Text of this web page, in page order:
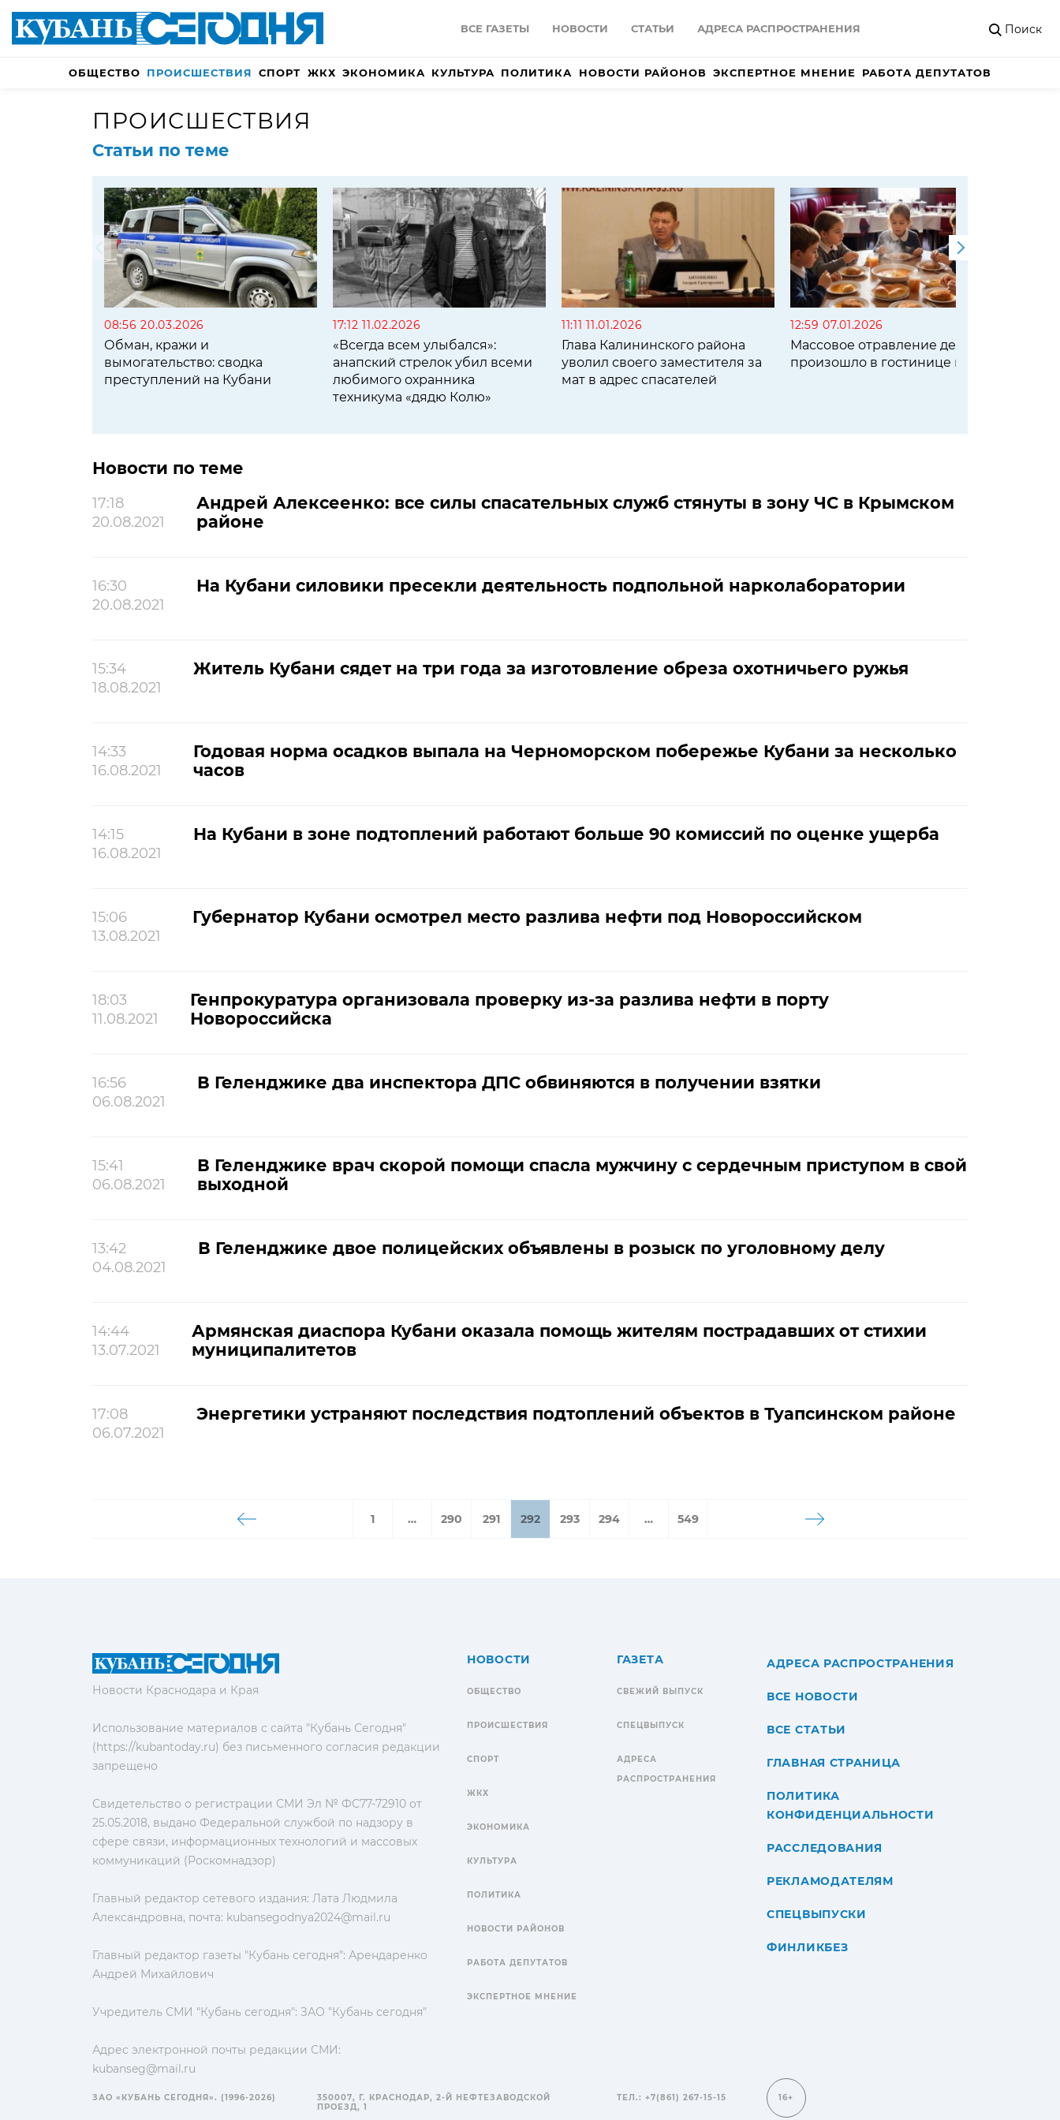
ВСЕ ГАЗЕТЫ НОВОСТИ СТАТЬИ АДРЕСА РАСПРОСТРАНЕНИЯ Поиск
ОБЩЕСТВО ПРОИСШЕСТВИЯ СПОРТ ЖКХ ЭКОНОМИКА КУЛЬТУРА ПОЛИТИКА НОВОСТИ РАЙОНОВ ЭКСПЕРТНОЕ МНЕНИЕ РАБОТА ДЕПУТАТОВ
ПРОИСШЕСТВИЯ
Статьи по теме
08:56 20.03.2026
Обман, кражи и
вымогательство: сводка
преступлений на Кубани
17:12 11.02.2026
«Всегда всем улыбался»:
анапский стрелок убил всеми
любимого охранника
техникума «дядю Колю»
11:11 11.01.2026
Глава Калининского района
уволил своего заместителя за
мат в адрес спасателей
12:59 07.01.2026
Массовое отравление детей
произошло в гостинице в Сочи
Новости по теме
17:18
20.08.2021
Андрей Алексеенко: все силы спасательных служб стянуты в зону ЧС в Крымском
районе
16:30
20.08.2021
На Кубани силовики пресекли деятельность подпольной нарколаборатории
15:34
18.08.2021
Житель Кубани сядет на три года за изготовление обреза охотничьего ружья
14:33
16.08.2021
Годовая норма осадков выпала на Черноморском побережье Кубани за несколько
часов
14:15
16.08.2021
На Кубани в зоне подтоплений работают больше 90 комиссий по оценке ущерба
15:06
13.08.2021
Губернатор Кубани осмотрел место разлива нефти под Новороссийском
18:03
11.08.2021
Генпрокуратура организовала проверку из-за разлива нефти в порту
Новороссийска
16:56
06.08.2021
В Геленджике два инспектора ДПС обвиняются в получении взятки
15:41
06.08.2021
В Геленджике врач скорой помощи спасла мужчину с сердечным приступом в свой
выходной
13:42
04.08.2021
В Геленджике двое полицейских объявлены в розыск по уголовному делу
14:44
13.07.2021
Армянская диаспора Кубани оказала помощь жителям пострадавших от стихии
муниципалитетов
17:08
06.07.2021
Энергетики устраняют последствия подтоплений объектов в Туапсинском районе
1 … 290 291 292 293 294 … 549
Новости Краснодара и Края
Использование материалов с сайта "Кубань Сегодня"
(https://kubantoday.ru) без письменного согласия редакции
запрещено
Свидетельство о регистрации СМИ Эл № ФС77-72910 от
25.05.2018, выдано Федеральной службой по надзору в
сфере связи, информационных технологий и массовых
коммуникаций (Роскомнадзор)
Главный редактор сетевого издания: Лата Людмила
Александровна, почта: kubansegodnya2024@mail.ru
Главный редактор газеты "Кубань сегодня": Арендаренко
Андрей Михайлович
Учредитель СМИ "Кубань сегодня": ЗАО "Кубань сегодня"
Адрес электронной почты редакции СМИ:
kubanseg@mail.ru
НОВОСТИ
ОБЩЕСТВО
ПРОИСШЕСТВИЯ
СПОРТ
ЖКХ
ЭКОНОМИКА
КУЛЬТУРА
ПОЛИТИКА
НОВОСТИ РАЙОНОВ
РАБОТА ДЕПУТАТОВ
ЭКСПЕРТНОЕ МНЕНИЕ
ГАЗЕТА
СВЕЖИЙ ВЫПУСК
СПЕЦВЫПУСК
АДРЕСА
РАСПРОСТРАНЕНИЯ
АДРЕСА РАСПРОСТРАНЕНИЯ
ВСЕ НОВОСТИ
ВСЕ СТАТЬИ
ГЛАВНАЯ СТРАНИЦА
ПОЛИТИКА
КОНФИДЕНЦИАЛЬНОСТИ
РАССЛЕДОВАНИЯ
РЕКЛАМОДАТЕЛЯМ
СПЕЦВЫПУСКИ
ФИНЛИКБЕЗ
ЗАО «КУБАНЬ СЕГОДНЯ». (1996-2026)
350007, Г. КРАСНОДАР, 2-Й НЕФТЕЗАВОДСКОЙ
ПРОЕЗД, 1
ТЕЛ.: +7(861) 267-15-15 16+